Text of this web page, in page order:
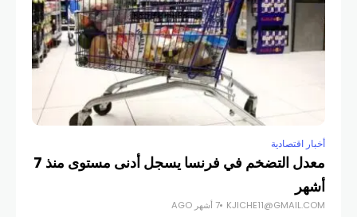
أخبار اقتصادية
معدل التضخم في فرنسا يسجل أدنى مستوى منذ 7
أشهر
KJICHE11@GMAIL.COM 7 أشهر AGO